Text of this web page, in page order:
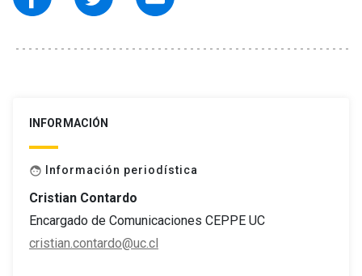
INFORMACIÓN
face Información periodística
Cristian Contardo
Encargado de Comunicaciones CEPPE UC
cristian.contardo@uc.cl